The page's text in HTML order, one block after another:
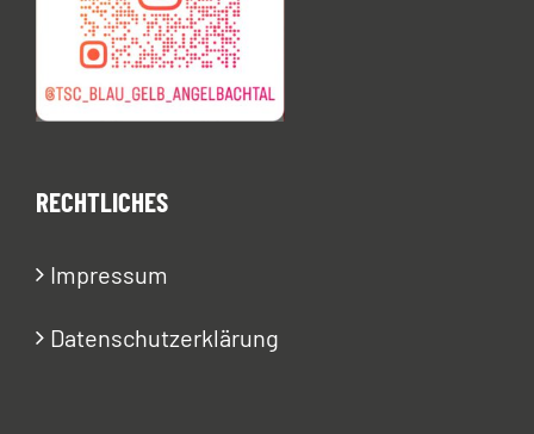
RECHTLICHES
Impressum
Datenschutzerklärung